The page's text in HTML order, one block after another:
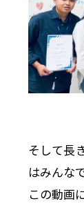
そして長
はみんな
この動画